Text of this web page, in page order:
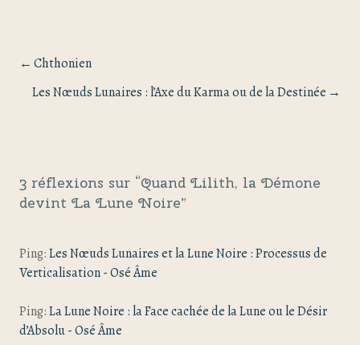
Chthonien
Les Nœuds Lunaires : l’Axe du Karma ou de la Destinée
3 réflexions sur “Quand Lilith, la Démone
devint La Lune Noire”
Ping:Les Nœuds Lunaires et la Lune Noire : Processus de
Verticalisation - Osé Âme
Ping:La Lune Noire : la Face cachée de la Lune ou le Désir
d’Absolu - Osé Âme